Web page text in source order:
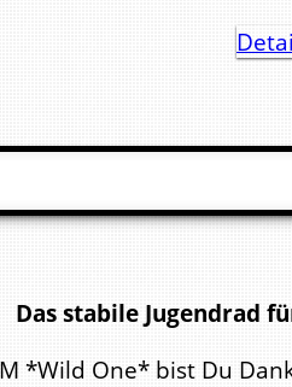
Das stabile Jugendrad
*Wild One* bist Du